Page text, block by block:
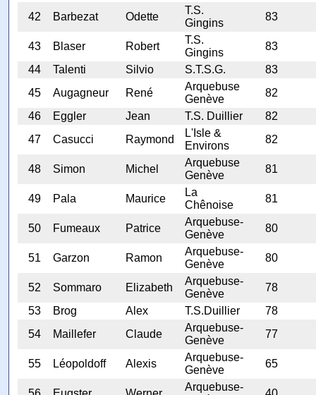
42 Barbezat Odette
T.S.
Gingins
83
43 Blaser Robert
T.S.
Gingins
83
44
Talenti Silvio S.T.S.G.
83
45
Augagneur René
Arquebuse
Genève
82
46
Eggler Jean T.S. Duillier
82
47
Casucci Raymond
L'Isle &
Environs
82
48 Simon Michel
Arquebuse
Genève
81
49 Pala Maurice
La
Chênoise
81
50 Fumeaux Patrice
Arquebuse-
Genève
80
51 Garzon Ramon
Arquebuse-
Genève
80
52 Sommaro Elizabeth
Arquebuse-
Genève
78
53
Brog Alex T.S.Duillier
78
54
Maillefer Claude
Arquebuse-
Genève
77
55 Léopoldoff Alexis
Arquebuse-
Genève
65
Arquebuse-